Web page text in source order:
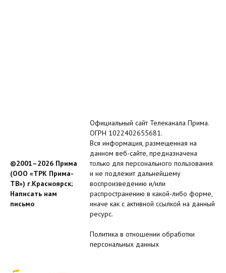
©2001–2026 Прима
(ООО «ТРК Прима-
ТВ») г.Красноярск;
Написать нам
письмо
Официальный сайт Телеканала Прима.
ОГРН 1022402655681.
Вся информация, размещенная на
данном веб-сайте, предназначена
только для персонального пользования
и не подлежит дальнейшему
воспроизведению и/или
распространению в какой-либо форме,
иначе как с активной ссылкой на данный
ресурс.
Политика в отношении обработки
персональных данных